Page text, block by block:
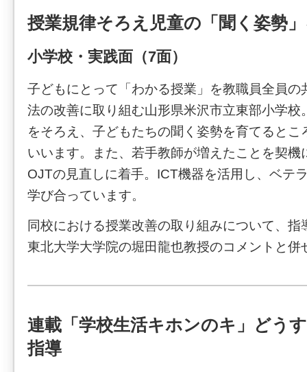
授業規律そろえ児童の「聞く姿勢
小学校・実践面（7面）
子どもにとって「わかる授業」を教職員全員の
法の改善に取り組む山形県米沢市立東部小学校
をそろえ、子どもたちの聞く姿勢を育てるとこ
いいます。また、若手教師が増えたことを契機
OJTの見直しに着手。ICT機器を活用し、ベテ
学び合っています。
同校における授業改善の取り組みについて、指
東北大学大学院の堀田龍也教授のコメントと併
連載「学校生活キホンのキ」どう
指導